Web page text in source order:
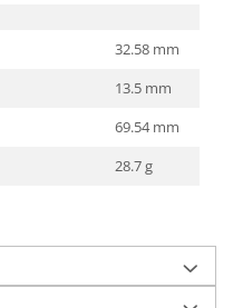
32.58 mm
13.5 mm
69.54 mm
28.7 g